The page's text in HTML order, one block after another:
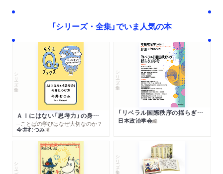
「シリーズ・全集」でいま人気の本
シリーズ・全集
ＡＩにはない「思考力」の身につけ方
─ことばの学びはなぜ大切なのか？
今井むつみ著
シリーズ・全集
「リベラル国際秩序の揺らぎ」再考 年報政治学２０２６‐Ⅰ
日本政治学会編
シリーズ・全集 シリーズ・全集